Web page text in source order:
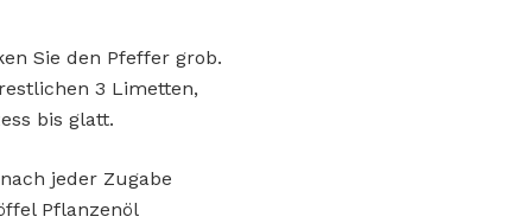
Sie den Pfeffer grob.
3 Limetten,
bis glatt.
jeder Zugabe
Pflanzenöl